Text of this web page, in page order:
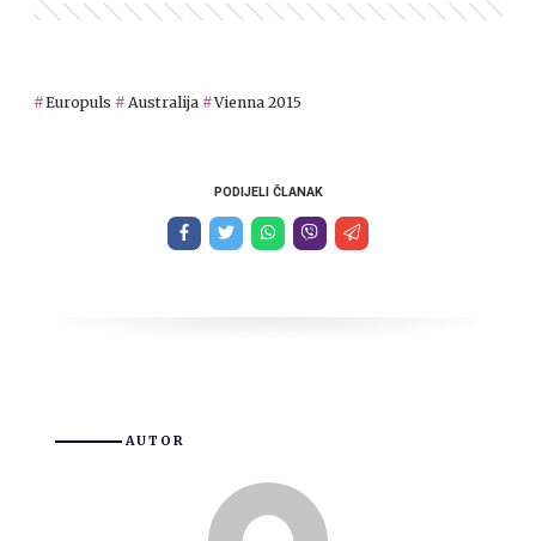
Europuls Australija Vienna 2015
PODIJELI ČLANAK
AUTOR